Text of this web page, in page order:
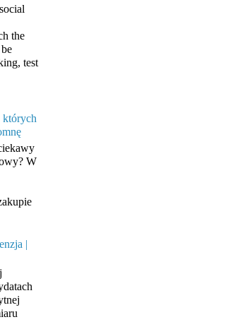
the
test
których
W
|